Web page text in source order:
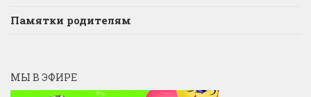
Памятки родителям
МЫ В ЭФИРЕ